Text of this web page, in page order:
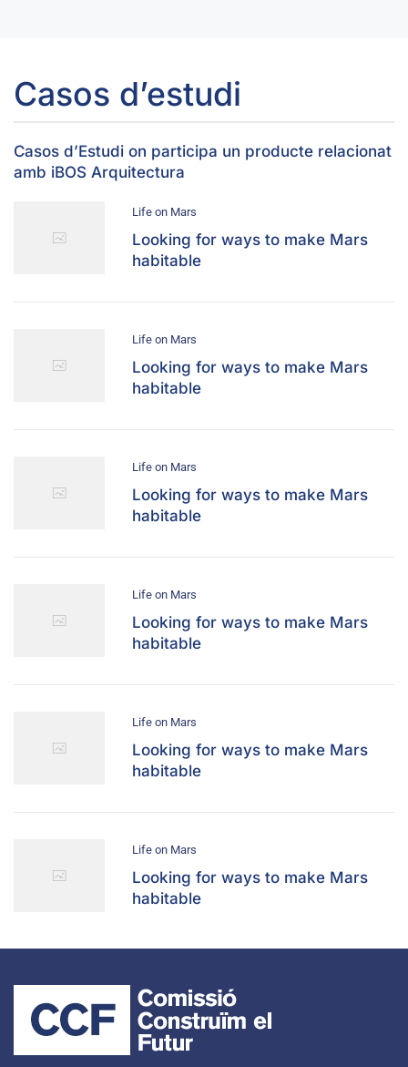
Casos d’estudi
Casos d’Estudi on participa un producte relacionat
amb iBOS Arquitectura
Life on Mars
Looking for ways to make Mars
habitable
Life on Mars
Looking for ways to make Mars
habitable
Life on Mars
Looking for ways to make Mars
habitable
Life on Mars
Looking for ways to make Mars
habitable
Life on Mars
Looking for ways to make Mars
habitable
Life on Mars
Looking for ways to make Mars
habitable